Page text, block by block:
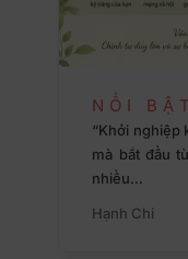
NỔI BẬT
“Khởi nghiệp
mà bắt đầu
nhiều…
Hạnh Chi